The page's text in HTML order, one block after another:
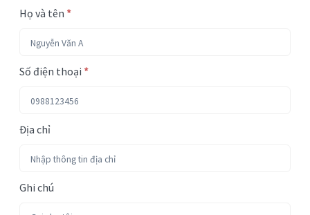
Họ và tên *
Số điện thoại *
Địa chỉ
Ghi chú